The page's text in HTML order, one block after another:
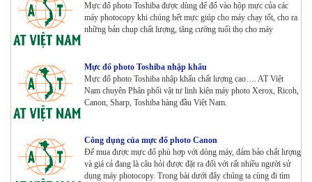
Bộ Mực 4 màu Konica Minolta Bizhub C1085 | 6085 |
6110 | C1100 _Bộ 4 màu _ Trọng lượng 1645g ZIN
HÃNG_ USA
Máy Photocopy Ricoh MP 7503 Renew
Tham Khảo
Máy photocopy Ricoh IM 7000
Tham Khảo
Mực đổ photo Toshiba được dùng để đổ vào hộp mực của các
máy photocopy khi chúng hết mực giúp cho máy chạy tốt, cho ra
những bản chụp chất lượng, tăng cường tuổi thọ cho máy
Mực đổ photo Toshiba nhập khẩu
Mực đổ photo Toshiba nhập khẩu chất lượng cao…. AT Việt
Nam chuyên Phân phối vật tư linh kiện máy photo Xerox, Ricoh,
Canon, Sharp, Toshiba hàng đầu Việt Nam.
Công dụng của mực đổ photo Canon
Để mua được mực đổ phù hợp với dòng máy, đảm bảo chất lượng
và giá cả đang là câu hỏi được đặt ra đối với rất nhiều người sử
dụng máy photocopy. Trong bài dưới đây chúng ta cùng đi tìm